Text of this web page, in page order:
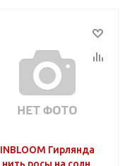
INBLOOM Гирлянда